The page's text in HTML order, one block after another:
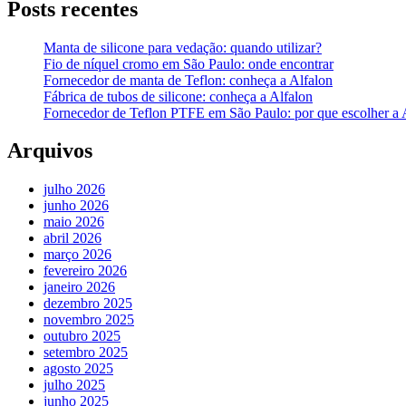
Posts recentes
Manta de silicone para vedação: quando utilizar?
Fio de níquel cromo em São Paulo: onde encontrar
Fornecedor de manta de Teflon: conheça a Alfalon
Fábrica de tubos de silicone: conheça a Alfalon
Fornecedor de Teflon PTFE em São Paulo: por que escolher a
Arquivos
julho 2026
junho 2026
maio 2026
abril 2026
março 2026
fevereiro 2026
janeiro 2026
dezembro 2025
novembro 2025
outubro 2025
setembro 2025
agosto 2025
julho 2025
junho 2025